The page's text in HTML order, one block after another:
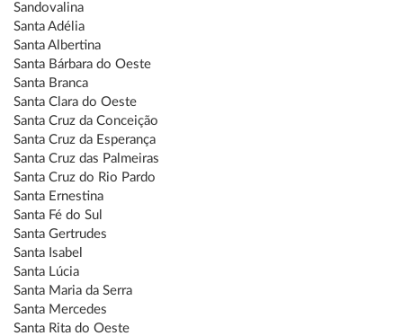
Sandovalina
Santa Adélia
Santa Albertina
Santa Bárbara do Oeste
Santa Branca
Santa Clara do Oeste
Santa Cruz da Conceição
Santa Cruz da Esperança
Santa Cruz das Palmeiras
Santa Cruz do Rio Pardo
Santa Ernestina
Santa Fé do Sul
Santa Gertrudes
Santa Isabel
Santa Lúcia
Santa Maria da Serra
Santa Mercedes
Santa Rita do Oeste